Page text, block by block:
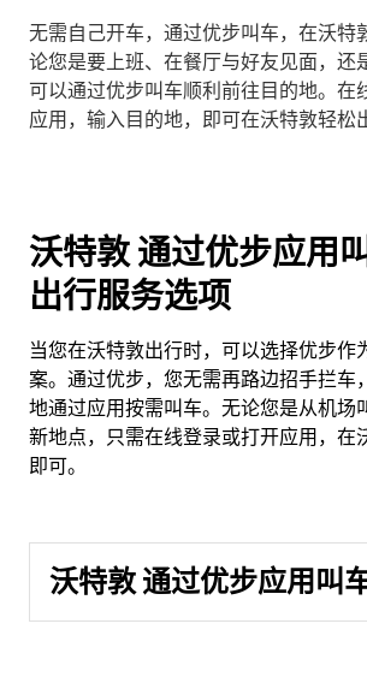
无需自己开车，通过优步叫车，在沃特
论您是要上班、在餐厅与好友见面，还
可以通过优步叫车顺利前往目的地。在
应用，输入目的地，即可在沃特敦轻松
沃特敦 通过优步应用
出行服务选项
当您在沃特敦出行时，可以选择优步作
案。通过优步，您无需再路边招手拦车
地通过应用按需叫车。无论您是从机场
新地点，只需在线登录或打开应用，在
即可。
沃特敦 通过优步应用叫